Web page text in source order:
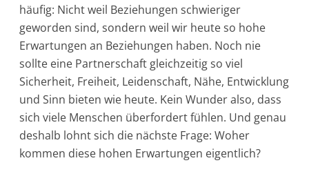
häufig: Nicht weil Beziehungen schwieriger
geworden sind, sondern weil wir heute so hohe
Erwartungen an Beziehungen haben. Noch nie
sollte eine Partnerschaft gleichzeitig so viel
Sicherheit, Freiheit, Leidenschaft, Nähe, Entwicklung
und Sinn bieten wie heute. Kein Wunder also, dass
sich viele Menschen überfordert fühlen. Und genau
deshalb lohnt sich die nächste Frage: Woher
kommen diese hohen Erwartungen eigentlich?